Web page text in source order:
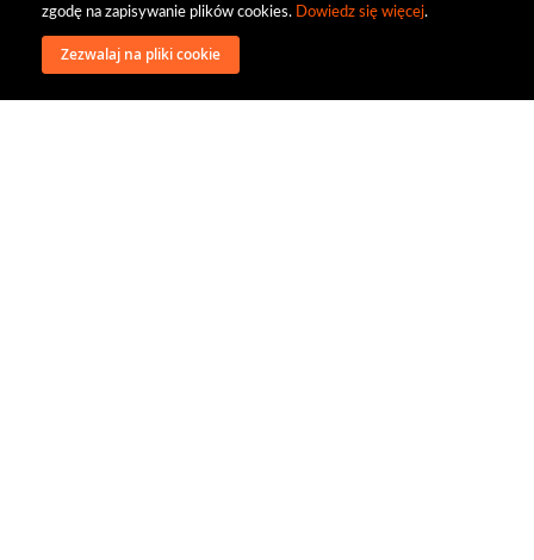
zgodę na zapisywanie plików cookies. Dowiedz się więcej.
Zezwalaj na pliki cookie